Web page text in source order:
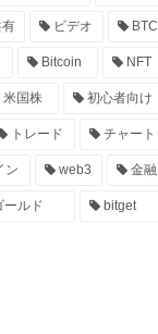
ビデオ BTC
Bitcoin NFT
米国株 初心者向け
トレード チャート
ン web3 金融
ルド bitget